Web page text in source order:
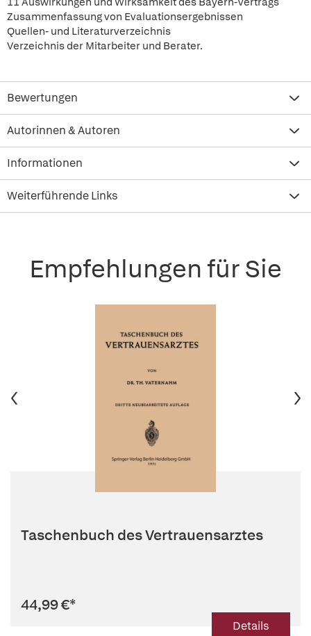
Zusammenfassung von Evaluationsergebnissen
Quellen- und Literaturverzeichnis
Verzeichnis der Mitarbeiter und Berater.
Bewertungen
Autorinnen & Autoren
Informationen
Weiterführende Links
Empfehlungen für Sie
Taschenbuch des Vertrauensarztes
44,99 €*
Details